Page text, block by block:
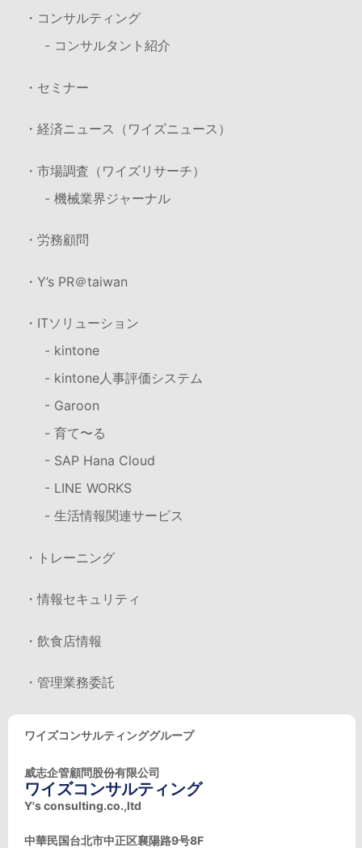
・コンサルティング
- コンサルタント紹介
・セミナー
・経済ニュース（ワイズニュース）
・市場調査（ワイズリサーチ）
- 機械業界ジャーナル
・労務顧問
・Y’s PR＠taiwan
・ITソリューション
- kintone
- kintone人事評価システム
- Garoon
- 育て〜る
- SAP Hana Cloud
- LINE WORKS
- 生活情報関連サービス
・トレーニング
・情報セキュリティ
・飲食店情報
・管理業務委託
ワイズコンサルティンググループ
威志企管顧問股份有限公司
ワイズコンサルティング
Y's consulting.co.,ltd
中華民国台北市中正区襄陽路9号8F